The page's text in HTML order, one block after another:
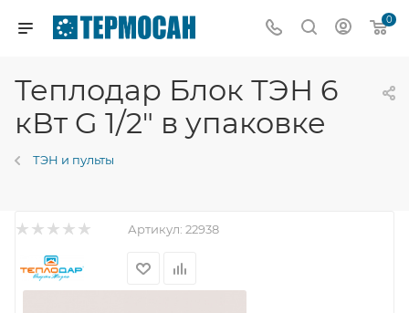
0
Теплодар Блок ТЭН 6
кВт G 1/2" в упаковке
ТЭН и пульты
Артикул: 22938